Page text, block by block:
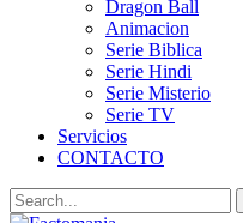
Dragon Ball
Animacion
Serie Biblica
Serie Hindi
Serie Misterio
Serie TV
Servicios
CONTACTO